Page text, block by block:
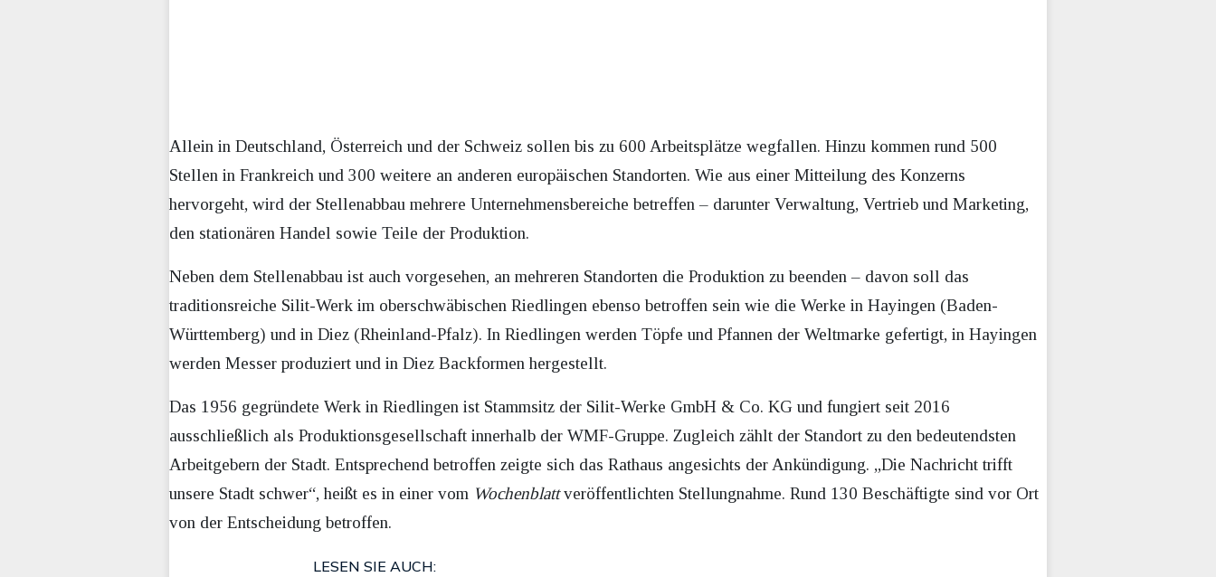
Allein in Deutschland, Österreich und der Schweiz sollen bis zu 600 Arbeitsplätze wegfallen. Hinzu kommen rund 500
Stellen in Frankreich und 300 weitere an anderen europäischen Standorten. Wie aus einer Mitteilung des Konzerns
hervorgeht, wird der Stellenabbau mehrere Unternehmensbereiche betreffen – darunter Verwaltung, Vertrieb und Marketing,
den stationären Handel sowie Teile der Produktion.
Neben dem Stellenabbau ist auch vorgesehen, an mehreren Standorten die Produktion zu beenden – davon soll das
traditionsreiche Silit-Werk im oberschwäbischen Riedlingen ebenso betroffen sein wie die Werke in Hayingen (Baden-
Württemberg) und in Diez (Rheinland-Pfalz). In Riedlingen werden Töpfe und Pfannen der Weltmarke gefertigt, in Hayingen
werden Messer produziert und in Diez Backformen hergestellt.
Das 1956 gegründete Werk in Riedlingen ist Stammsitz der Silit-Werke GmbH & Co. KG und fungiert seit 2016
ausschließlich als Produktionsgesellschaft innerhalb der WMF-Gruppe. Zugleich zählt der Standort zu den bedeutendsten
Arbeitgebern der Stadt. Entsprechend betroffen zeigte sich das Rathaus angesichts der Ankündigung. „Die Nachricht trifft
unsere Stadt schwer“, heißt es in einer vom Wochenblattveröffentlichten Stellungnahme. Rund 130 Beschäftigte sind vor Ort
von der Entscheidung betroffen.
LESEN SIE AUCH: